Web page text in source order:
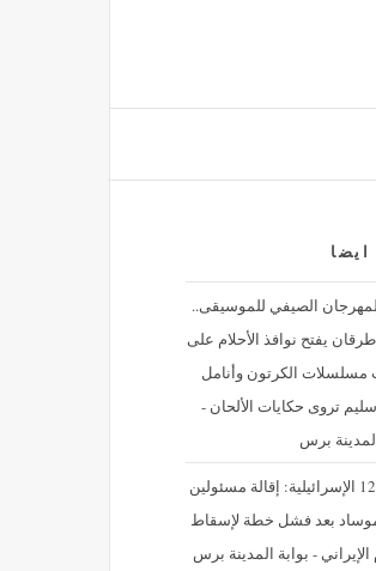
ايضا
الصيفي للموسيقى..
يفتح نوافذ الأحلام على
مسلسلات الكرتون وأنامل
تروى حكايات الألحان -
برس
القناة 12 الإسرائيلية: إقالة مسئولين
بعد فشل خطة لإسقاط
الإيراني - بوابة المدينة برس